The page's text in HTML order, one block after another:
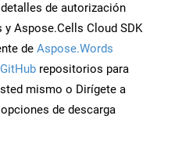
de autorización
y Aspose.Cells Cloud SDK
de Aspose.Words
repositorios para
mismo o Dirígete a
de descarga